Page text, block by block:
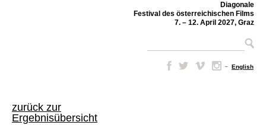
Diagonale
Festival des österreichischen Films
7. – 12. April 2027, Graz
– English
zurück zur
Ergebnisübersicht